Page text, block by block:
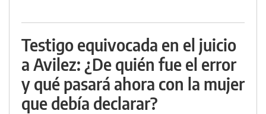
Testigo equivocada en el juicio
a Avilez: ¿De quién fue el error
y qué pasará ahora con la mujer
que debía declarar?